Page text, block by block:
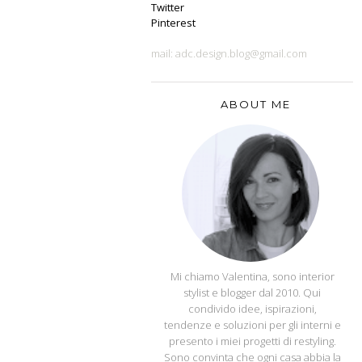
Twitter
Pinterest
mail: adc.design.blog@gmail.com
ABOUT ME
APPUNTI DI CASA
Mi chiamo Valentina, sono interior
stylist e blogger dal 2010. Qui
condivido idee, ispirazioni,
tendenze e soluzioni per gli interni e
presento i miei progetti di restyling.
Sono convinta che ogni casa abbia la